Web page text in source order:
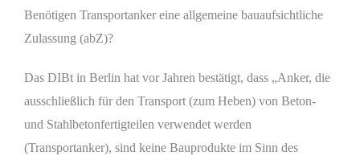
Benötigen Transportanker eine allgemeine bauaufsichtliche
Zulassung (abZ)?
Das DIBt in Berlin hat vor Jahren bestätigt, dass „Anker, die
ausschließlich für den Transport (zum Heben) von Beton-
und Stahlbetonfertigteilen verwendet werden
(Transportanker), sind keine Bauprodukte im Sinn des